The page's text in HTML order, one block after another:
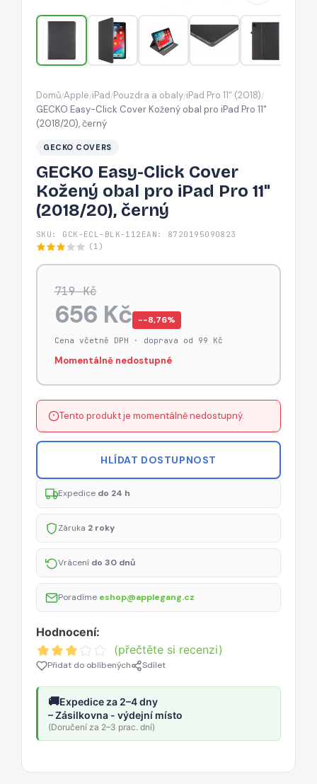
pro
iPad
Pro
11"
černý
Domů/Apple/iPad/Pouzdra a obaly/iPad Pro 11“ (2018)/
GECKO Easy-Click Cover Kožený obal pro iPad Pro 11"
(2018/20), černý
GECKO COVERS
GECKO Easy-Click Cover
Kožený obal pro iPad Pro 11"
(2018/20), černý
SKU: GCK-ECL-BLK-112 EAN: 8720195090823
(1)
719 Kč
656 Kč −-8,76%
Cena včetně DPH · doprava od 99 Kč
Momentálně nedostupné
Tento produkt je momentálně nedostupný.
HLÍDAT DOSTUPNOST
Expedice do 24 h
Záruka 2 roky
Vrácení do 30 dnů
Poradíme eshop@applegang.cz
Hodnocení:
(přečtěte si recenzi)
Přidat do oblíbených Sdílet
🚚Expedice za 2–4 dny
– Zásilkovna - výdejní místo
(Doručení za 2–3 prac. dní)